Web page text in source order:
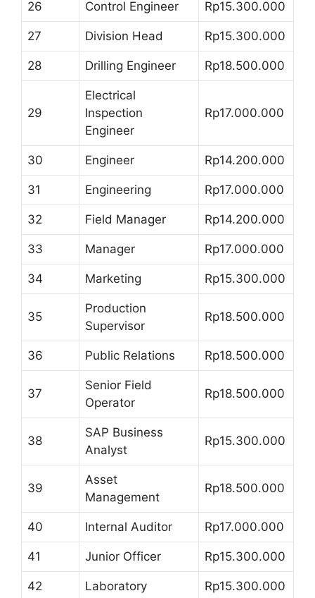
26 Control Engineer Rp15.300.000
27 Division Head Rp15.300.000
28 Drilling Engineer Rp18.500.000
29
Electrical
Inspection
Engineer
Rp17.000.000
30 Engineer Rp14.200.000
31 Engineering Rp17.000.000
32 Field Manager Rp14.200.000
33 Manager Rp17.000.000
34 Marketing Rp15.300.000
35
Production
Supervisor
Rp18.500.000
36 Public Relations Rp18.500.000
37
Senior Field
Operator
Rp18.500.000
38
SAP Business
Analyst
Rp15.300.000
39
Asset
Management
Rp18.500.000
40 Internal Auditor Rp17.000.000
41 Junior Officer Rp15.300.000
42 Laboratory Rp15.300.000